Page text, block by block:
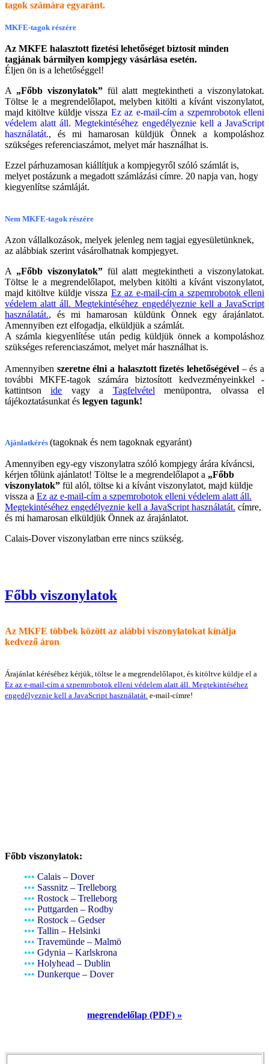
tagok számára egyaránt.
MKFE-tagok részére
Az MKFE halasztott fizetési lehetőséget biztosít minden
tagjának bármilyen kompjegy vásárlása esetén.
Éljen ön is a lehetőséggel!
A „Főbb viszonylatok”fül alatt megtekintheti a viszonylatokat.
Töltse le a megrendelőlapot, melyben kitölti a kívánt viszonylatot,
majd kitöltve küldje vissza Ez az e-mail-cím a szpemrobotok elleni
védelem alatt áll. Megtekintéséhez engedélyeznie kell a JavaScript
használatát., és mi hamarosan küldjük Önnek a kompoláshoz
szükséges referenciaszámot, melyet már használhat is.
Ezzel párhuzamosan kiállítjuk a kompjegyről szóló számlát is,
melyet postázunk a megadott számlázási címre. 20 napja van, hogy
kiegyenlítse számláját.
Nem MKFE-tagok részére
Azon vállalkozások, melyek jelenleg nem tagjai egyesületünknek,
az alábbiak szerint vásárolhatnak kompjegyet.
A „Főbb viszonylatok”fül alatt megtekintheti a viszonylatokat.
Töltse le a megrendelőlapot, melyben kitölti a kívánt viszonylatot,
majd kitöltve küldje vissza Ez az e-mail-cím a szpemrobotok elleni
védelem alatt áll. Megtekintéséhez engedélyeznie kell a JavaScript
használatát., és mi hamarosan küldünk Önnek egy árajánlatot.
Amennyiben ezt elfogadja, elküldjük a számlát.
A számla kiegyenlítése után pedig küldjük önnek a kompoláshoz
szükséges referenciaszámot, melyet már használhat is.
Amennyiben szeretne élni a halasztott fizetés lehetőségével – és a
további MKFE-tagok számára biztosított kedvezményeinkkel -
kattintsonide vagy a Tagfelvétel menüpontra, olvassa el
tájékoztatásunkat és legyen tagunk!
Ajánlatkérés (tagoknak és nem tagoknak egyaránt)
Amennyiben egy-egy viszonylatra szóló kompjegy árára kíváncsi,
kérjen tőlünk ajánlatot! Töltse le a megrendelőlapot a „Főbb
viszonylatok” fül alól, töltse ki a kívánt viszonylatot, majd küldje
vissza a Ez az e-mail-cím a szpemrobotok elleni védelem alatt áll.
Megtekintéséhez engedélyeznie kell a JavaScript használatát. címre,
és mi hamarosan elküldjük Önnek az árajánlatot.
Calais-Dover viszonylatban erre nincs szükség.
Főbb viszonylatok
Az MKFE többek között az alábbi viszonylatokat kínálja
kedvező áron
Árajánlat kéréséhez kérjük, töltse le a megrendelőlapot, és kitöltve küldje el a
Ez az e-mail-cím a szpemrobotok elleni védelem alatt áll. Megtekintéséhez
engedélyeznie kell a JavaScript használatát. e-mail-címre!
Főbb viszonylatok:
••• Calais – Dover
••• Sassnitz – Trelleborg
••• Rostock – Trelleborg
••• Puttgarden – Rodby
••• Rostock – Gedser
••• Tallin – Helsinki
••• Travemünde – Malmö
••• Gdynia – Karlskrona
••• Holyhead – Dublin
••• Dunkerque – Dover
megrendelőlap (PDF) »